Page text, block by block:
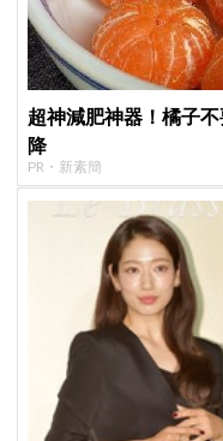
超神減肥神器！橘子
降
PR・新素簡